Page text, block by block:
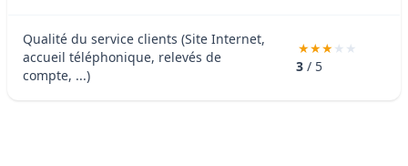
Qualité du service clients (Site Internet,
accueil téléphonique, relevés de
compte, ...)
3 / 5